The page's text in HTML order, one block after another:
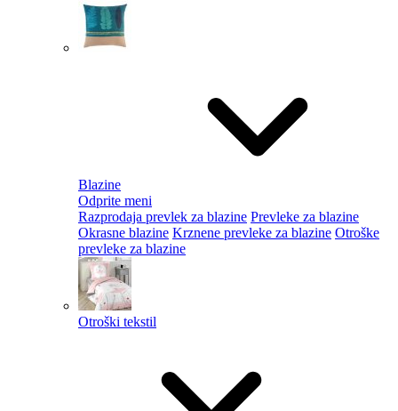
Blazine
Odprite meni
Razprodaja prevlek za blazine Prevleke za blazine
Okrasne blazine Krznene prevleke za blazine Otroške
prevleke za blazine
Otroški tekstil